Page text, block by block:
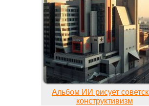
Альбом ИИ рисует
конструктивизм